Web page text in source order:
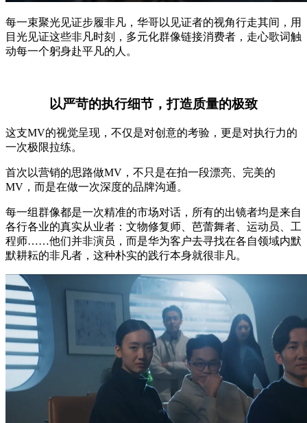
每一束聚光见证步履非凡，华哥以见证者的视角行走其间，用
目光见证这些非凡时刻，多元化群像链接消费者，走心歌词触
动每一个躬身赴平凡的人。
以严苛的执行细节，打造质量的极致
这支MV的视觉呈现，不仅是对创意的考验，更是对执行力的
一次极限拉练。
首次以营销的思路做MV，不只是在拍一段漂亮、完美的
MV，而是在做一次深度的品牌沟通。
每一组群像都是一次精准的市场对话，所有的出镜者均是来自
各行各业的真实从业者：文物修复师、芭蕾舞者、运动员、工
程师……他们并非演员，而是华为客户去寻找在各自领域内默
默耕耘的非凡者，这种朴实的践行本身就很非凡。